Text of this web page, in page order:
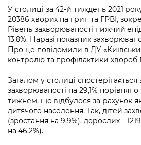
Рішення та розпорядження
Проєкти розпоряджень, що
перебувають на погодженні
Рішення Київради
Контактна інформація
Графік роботи та прийому
Вакансії
Освіта та навчальні заклади
Дороги, транспорт та
Навколишнє середовище
Культура, спорт, дозвілля
Бізнес та ліцензування
Фінанси та бюджет
Громадська експертиза
Громадський бюджет
Консультації з громадськістю
Петиції
Відкритий бюджет
Контактний центр
Інформація з обмеженим
Подати запит онлайн
Проекти нормативно-
Нормативна база
Питання і відповіді про
інформацію
Медіагалерея
Підписатися на новини та
КМДА / Subscribe to
from the KCSA
Порядок акредитації медіа /
Accreditation process
Подати журналістський
Submitting a media request
Портал Послуг
У столиці за 42-й тиждень 2021
20386 хворих на грип та ГРВІ,
Рівень захворюваності нижчий
13,8%. Наразі показник
Про це повідомили в ДУ
контролю та профілактики
Загалом у столиці спостерігається
захворюваності на 29,1%
тижнем, що відбулося за рахунок
дитячого населення. Так, дітей
(зростання на 9,9%), дорослих –
на 46,2%).